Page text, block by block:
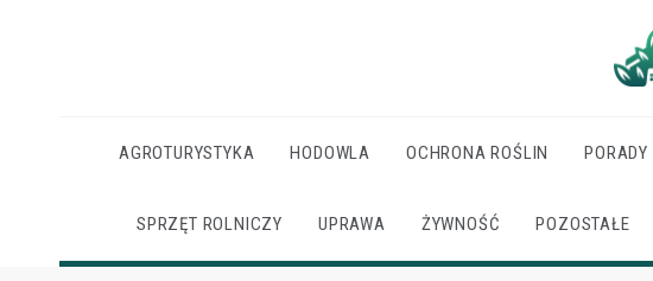
AGROTURYSTYKA HODOWLA OCHRONA ROŚLIN
SPRZĘT ROLNICZY UPRAWA ŻYWNOŚĆ POZOSTAŁE